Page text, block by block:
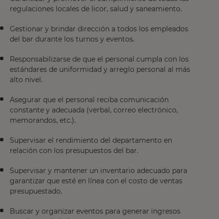
regulaciones locales de licor, salud y saneamiento.
Gestionar y brindar dirección a todos los empleados
del bar durante los turnos y eventos.
Responsabilizarse de que el personal cumpla con los
estándares de uniformidad y arreglo personal al más
alto nivel.
Asegurar que el personal reciba comunicación
constante y adecuada (verbal, correo electrónico,
memorandos, etc.).
Supervisar el rendimiento del departamento en
relación con los presupuestos del bar.
Supervisar y mantener un inventario adecuado para
garantizar que esté en línea con el costo de ventas
presupuestado.
Buscar y organizar eventos para generar ingresos